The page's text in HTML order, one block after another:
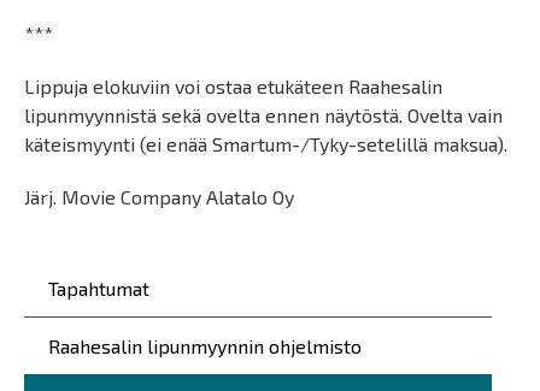
Päävalikko
Tapahtumat
Raahesalin lipunmyynnin ohjelmisto
***
Lippuja elokuviin voi ostaa etukäteen Raahesalin
lipunmyynnistä sekä ovelta ennen näytöstä. Ovelta vain
käteismyynti (ei enää Smartum-/Tyky-setelillä maksua).
Järj. Movie Company Alatalo Oy